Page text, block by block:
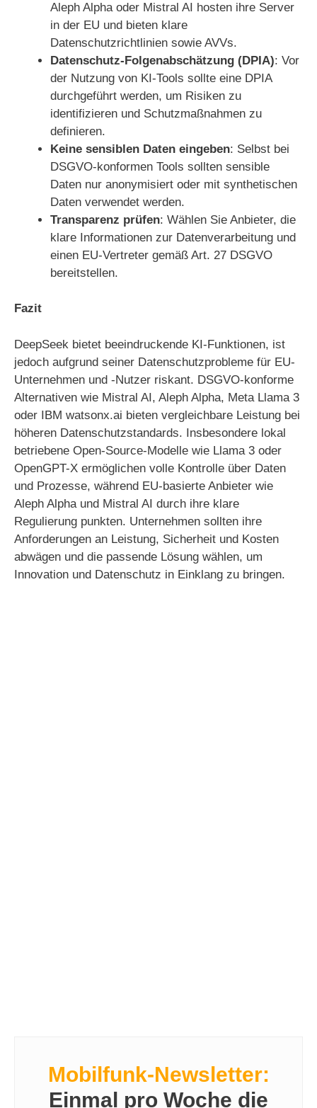
Aleph Alpha oder Mistral AI hosten ihre Server
in der EU und bieten klare
Datenschutzrichtlinien sowie AVVs.
Datenschutz-Folgenabschätzung (DPIA): Vor
der Nutzung von KI-Tools sollte eine DPIA
durchgeführt werden, um Risiken zu
identifizieren und Schutzmaßnahmen zu
definieren.
Keine sensiblen Daten eingeben: Selbst bei
DSGVO-konformen Tools sollten sensible
Daten nur anonymisiert oder mit synthetischen
Daten verwendet werden.
Transparenz prüfen: Wählen Sie Anbieter, die
klare Informationen zur Datenverarbeitung und
einen EU-Vertreter gemäß Art. 27 DSGVO
bereitstellen.
Fazit
DeepSeek bietet beeindruckende KI-Funktionen, ist
jedoch aufgrund seiner Datenschutzprobleme für EU-
Unternehmen und -Nutzer riskant. DSGVO-konforme
Alternativen wie Mistral AI, Aleph Alpha, Meta Llama 3
oder IBM watsonx.ai bieten vergleichbare Leistung bei
höheren Datenschutzstandards. Insbesondere lokal
betriebene Open-Source-Modelle wie Llama 3 oder
OpenGPT-X ermöglichen volle Kontrolle über Daten
und Prozesse, während EU-basierte Anbieter wie
Aleph Alpha und Mistral AI durch ihre klare
Regulierung punkten. Unternehmen sollten ihre
Anforderungen an Leistung, Sicherheit und Kosten
abwägen und die passende Lösung wählen, um
Innovation und Datenschutz in Einklang zu bringen.
Mobilfunk-Newsletter:
Einmal pro Woche die